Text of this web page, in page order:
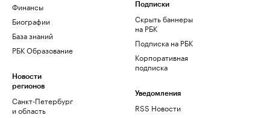
Финансы
Биографии
База знаний
РБК Образование
Новости
регионов
Санкт-Петербург
и область
Подписки
Скрыть баннеры
на РБК
Подписка на РБК
Корпоративная
подписка
Уведомления
RSS Новости